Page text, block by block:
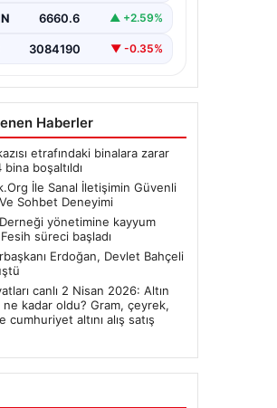
6660.6 ▲ +2.59%
3084190 ▼ -0.35%
Haberler
etrafındaki binalara zarar
boşaltıldı
İle Sanal İletişimin Güvenli
Sohbet Deneyimi
yönetimine kayyum
süreci başladı
Erdoğan, Devlet Bahçeli
canlı 2 Nisan 2026: Altın
ne kadar oldu? Gram, çeyrek,
cumhuriyet altını alış satış